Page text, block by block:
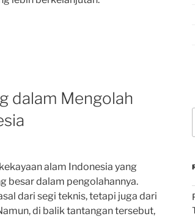
dalam Mengolah
alam Indonesia yang
besar dalam pengolahannya.
dari segi teknis, tetapi juga dari
di balik tantangan tersebut,